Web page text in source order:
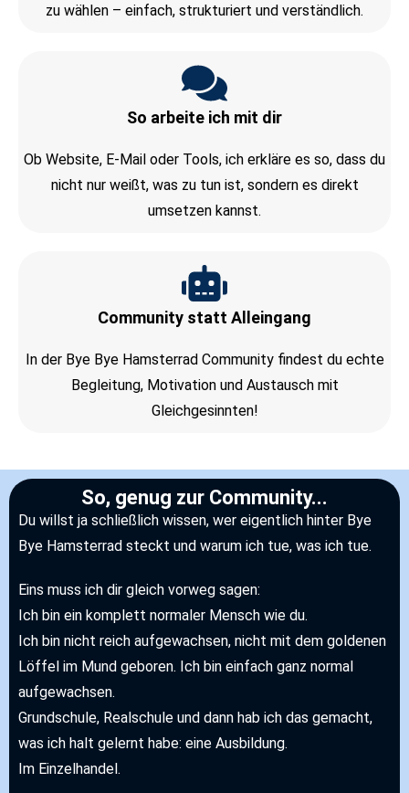
zu wählen – einfach, strukturiert und verständlich.
So arbeite ich mit dir
Ob Website, E-Mail oder Tools, ich erkläre es so, dass du
nicht nur weißt, was zu tun ist, sondern es direkt
umsetzen kannst.
Community statt Alleingang
In der Bye Bye Hamsterrad Community findest du echte
Begleitung, Motivation und Austausch mit
Gleichgesinnten!
So, genug zur Community...
Du willst ja schließlich wissen, wer eigentlich hinter Bye
Bye Hamsterrad steckt und warum ich tue, was ich tue.
Eins muss ich dir gleich vorweg sagen:
Ich bin ein komplett normaler Mensch wie du.
Ich bin nicht reich aufgewachsen, nicht mit dem goldenen
Löffel im Mund geboren. Ich bin einfach ganz normal
aufgewachsen.
Grundschule, Realschule und dann hab ich das gemacht,
was ich halt gelernt habe: eine Ausbildung.
Im Einzelhandel.